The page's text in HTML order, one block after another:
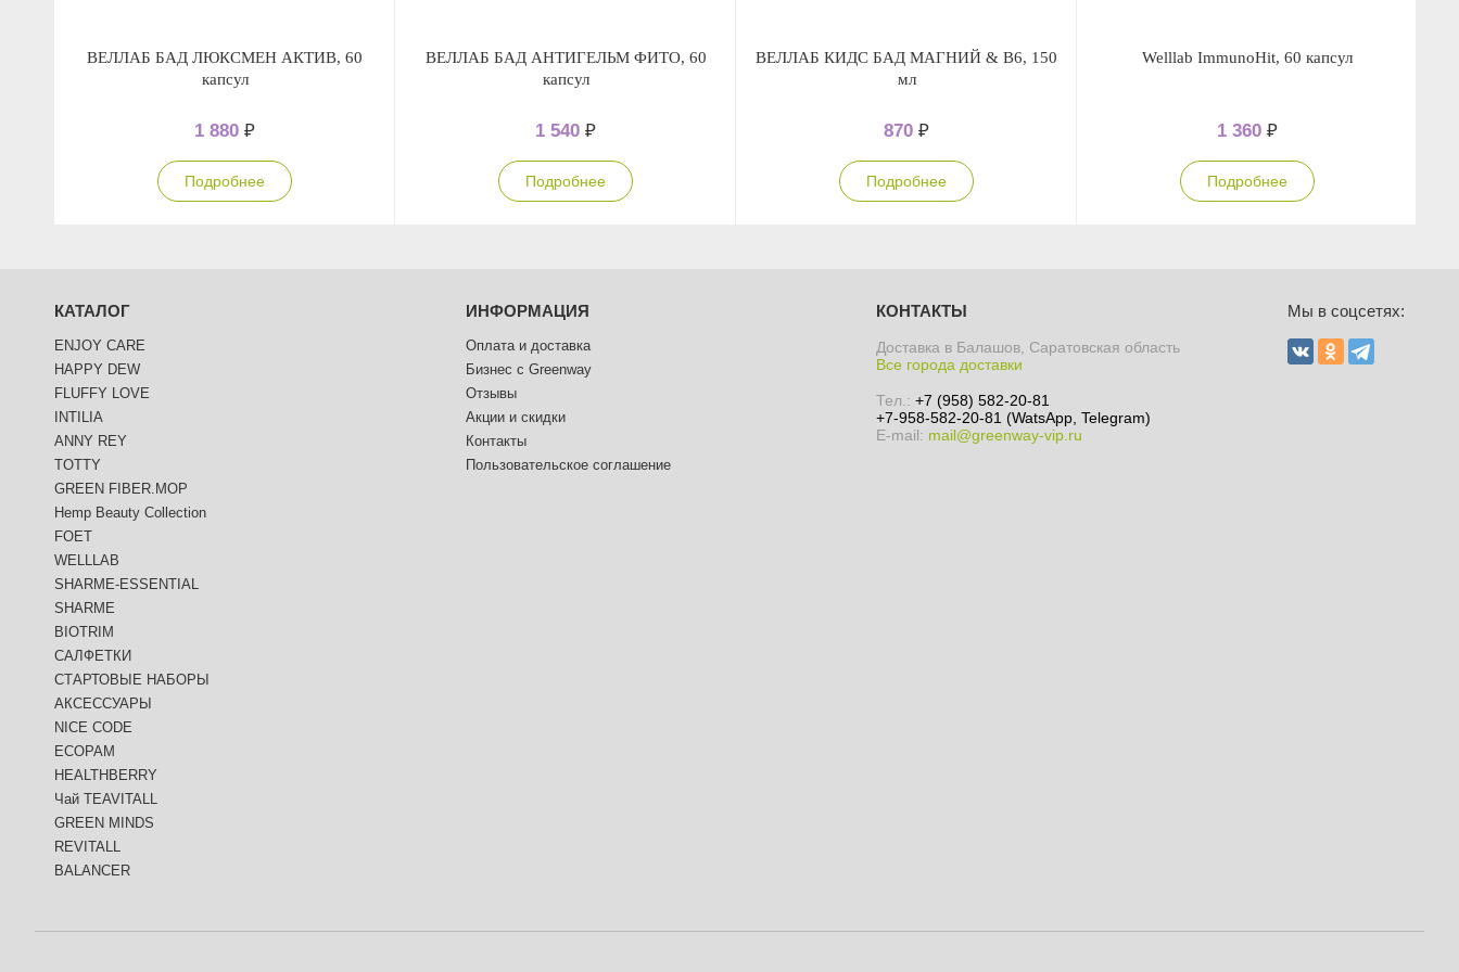
ВЕЛЛАБ БАД ЛЮКСМЕН АКТИВ, 60
капсул
1 880 ₽
Подробнее
ВЕЛЛАБ БАД АНТИГЕЛЬМ ФИТО, 60
капсул
1 540 ₽
Подробнее
ВЕЛЛАБ КИДС БАД МАГНИЙ & В6, 150
мл
870 ₽
Подробнее
Welllab ImmunoHit, 60 капсул
1 360 ₽
Подробнее
КАТАЛОГ
ENJOY CARE
HAPPY DEW
FLUFFY LOVE
INTILIA
ANNY REY
TOTTY
GREEN FIBER.MOP
Hemp Beauty Collection
FOET
WELLLAB
SHARME-ESSENTIAL
SHARME
BIOTRIM
САЛФЕТКИ
СТАРТОВЫЕ НАБОРЫ
АКСЕССУАРЫ
NICE CODE
ECOPAM
HEALTHBERRY
Чай TEAVITALL
GREEN MINDS
REVITALL
BALANCER
ИНФОРМАЦИЯ
Оплата и доставка
Бизнес с Greenway
Отзывы
Акции и скидки
Контакты
Пользовательское соглашение
КОНТАКТЫ
Доставка в Балашов, Саратовская область
Все города доставки
Тел.:+7 (958) 582-20-81
+7-958-582-20-81 (WatsApp, Telegram)
E-mail: mail@greenway-vip.ru
Мы в соцсетях: